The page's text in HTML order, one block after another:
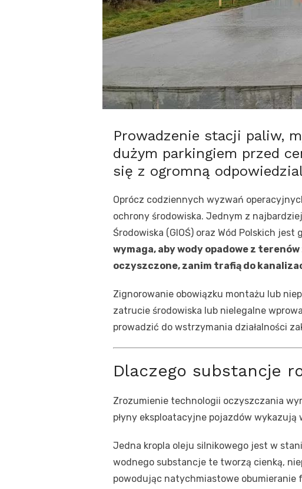
Prowadzenie stacji paliw,
dużym parkingiem przed
się z ogromną
Oprócz codziennych wyzwań
ochrony środowiska. Jednym z
Środowiska (GIOŚ) oraz Wód Polskich
wymaga, aby wody opadowe z
oczyszczone, zanim trafią do
Zignorowanie obowiązku montażu lub
zatrucie środowiska lub nielegalne
prowadzić do wstrzymania działalności
Dlaczego substancje
Zrozumienie technologii oczyszczania
płyny eksploatacyjne pojazdów wykazują
Jedna kropla oleju silnikowego jest w
wodnego substancje te tworzą cienką,
powodując natychmiastowe obumieranie